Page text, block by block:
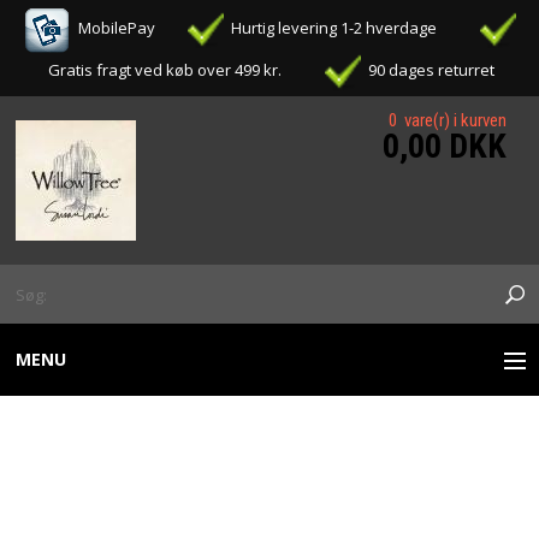
MobilePay
Hurtig levering 1-2 hverdage
Gratis fragt ved køb over 499 kr.
90 dages returret
0 vare(r) i kurven
0,00 DKK
MENU